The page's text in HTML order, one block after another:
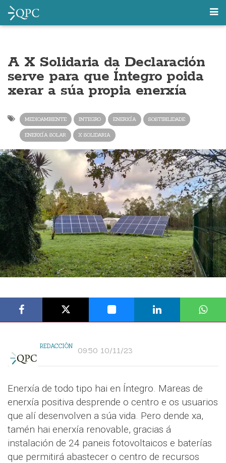
A X Solidaria da Declaración
serve para que Íntegro poida
xerar a súa propia enerxía
MEDIOAMBIENTE INTEGRO ENERXÍA SOSTIBILIDADE
ENERXÍA SOLAR X SOLIDARIA
REDACCIÓN 09:50 10/11/23
Enerxía de todo tipo hai en Íntegro. Mareas de
enerxía positiva desprende o centro e os usuarios
que alí desenvolven a súa vida. Pero dende xa,
tamén hai enerxía renovable, gracias á
instalación de 24 paneis fotovoltaicos e baterías
que permitirá abastecer o centro de recursos